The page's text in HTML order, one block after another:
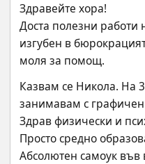
Здравейте хора!
Доста полезни
изгубен в
моля за помощ.
Казвам се Никола. На
занимавам с
Здрав физически и
Просто средно
Абсолютен самоук във